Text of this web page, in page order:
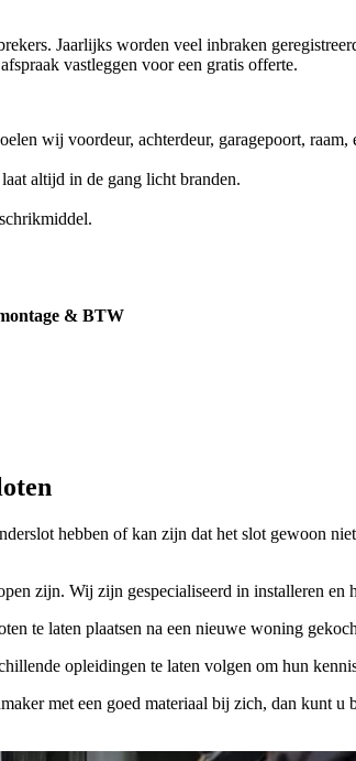
Jaarlijks worden veel inbraken
vastleggen voor een gratis offerte.
wij voordeur, achterdeur, garagepoort, raam,
altijd in de gang licht branden.
& BTW
hebben of kan zijn dat het slot gewoon
zijn. Wij zijn gespecialiseerd in installeren
te laten plaatsen na een nieuwe woning
opleidingen te laten volgen om hun
met een goed materiaal bij zich, dan kunt u